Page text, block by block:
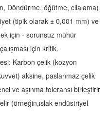
Döndürme, öğütme, cilalama)
(tipik olarak ± 0,001 mm) ve
için - sorunsuz mühür
için kritik.
Karbon çelik (kozyon
aksine, paslanmaz çelik
ve aşınma toleransı birleştirir
(örneğin,ıslak endüstriyel